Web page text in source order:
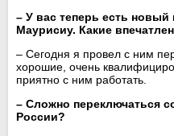
– У вас теперь есть
Маурисиу. Какие
– Сегодня я провел с ним
хорошие, очень
приятно с ним работать.
– Сложно переключаться
России?